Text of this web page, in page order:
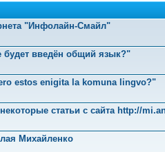
"Инфолайн-Смайл"
будет введён общий язык?"
estos enigita la komuna lingvo?"
статьи с сайта http://
Михайленко